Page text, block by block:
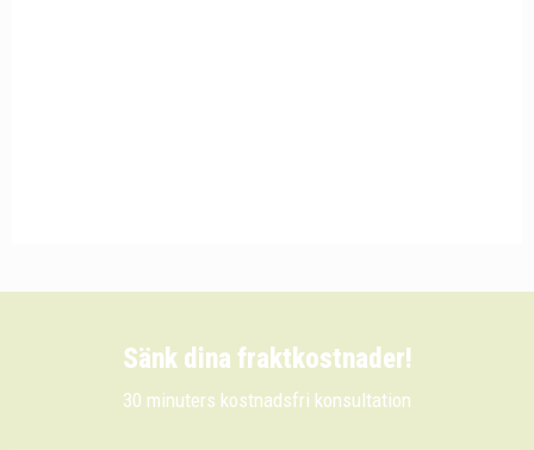
Sänk dina fraktkostnader!
30 minuters kostnadsfri konsultation